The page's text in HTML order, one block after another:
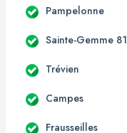
Pampelonne
Sainte-Gemme 81
Trévien
Campes
Frausseilles